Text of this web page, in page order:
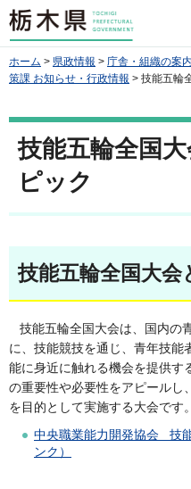
栃木県
ホーム > 県政情報 > 庁舎・組織の案内
策課 お知らせ・行政情報 > 技能五輪
技能五輪全国
ピック
技能五輪全国大会
技能五輪全国大会は、国内の
に、技能競技を通じ、青年技能
能に身近に触れる機会を提供す
の重要性や必要性をアピールし
を目的として実施する大会です
中央職業能力開発協会 技
ンク）